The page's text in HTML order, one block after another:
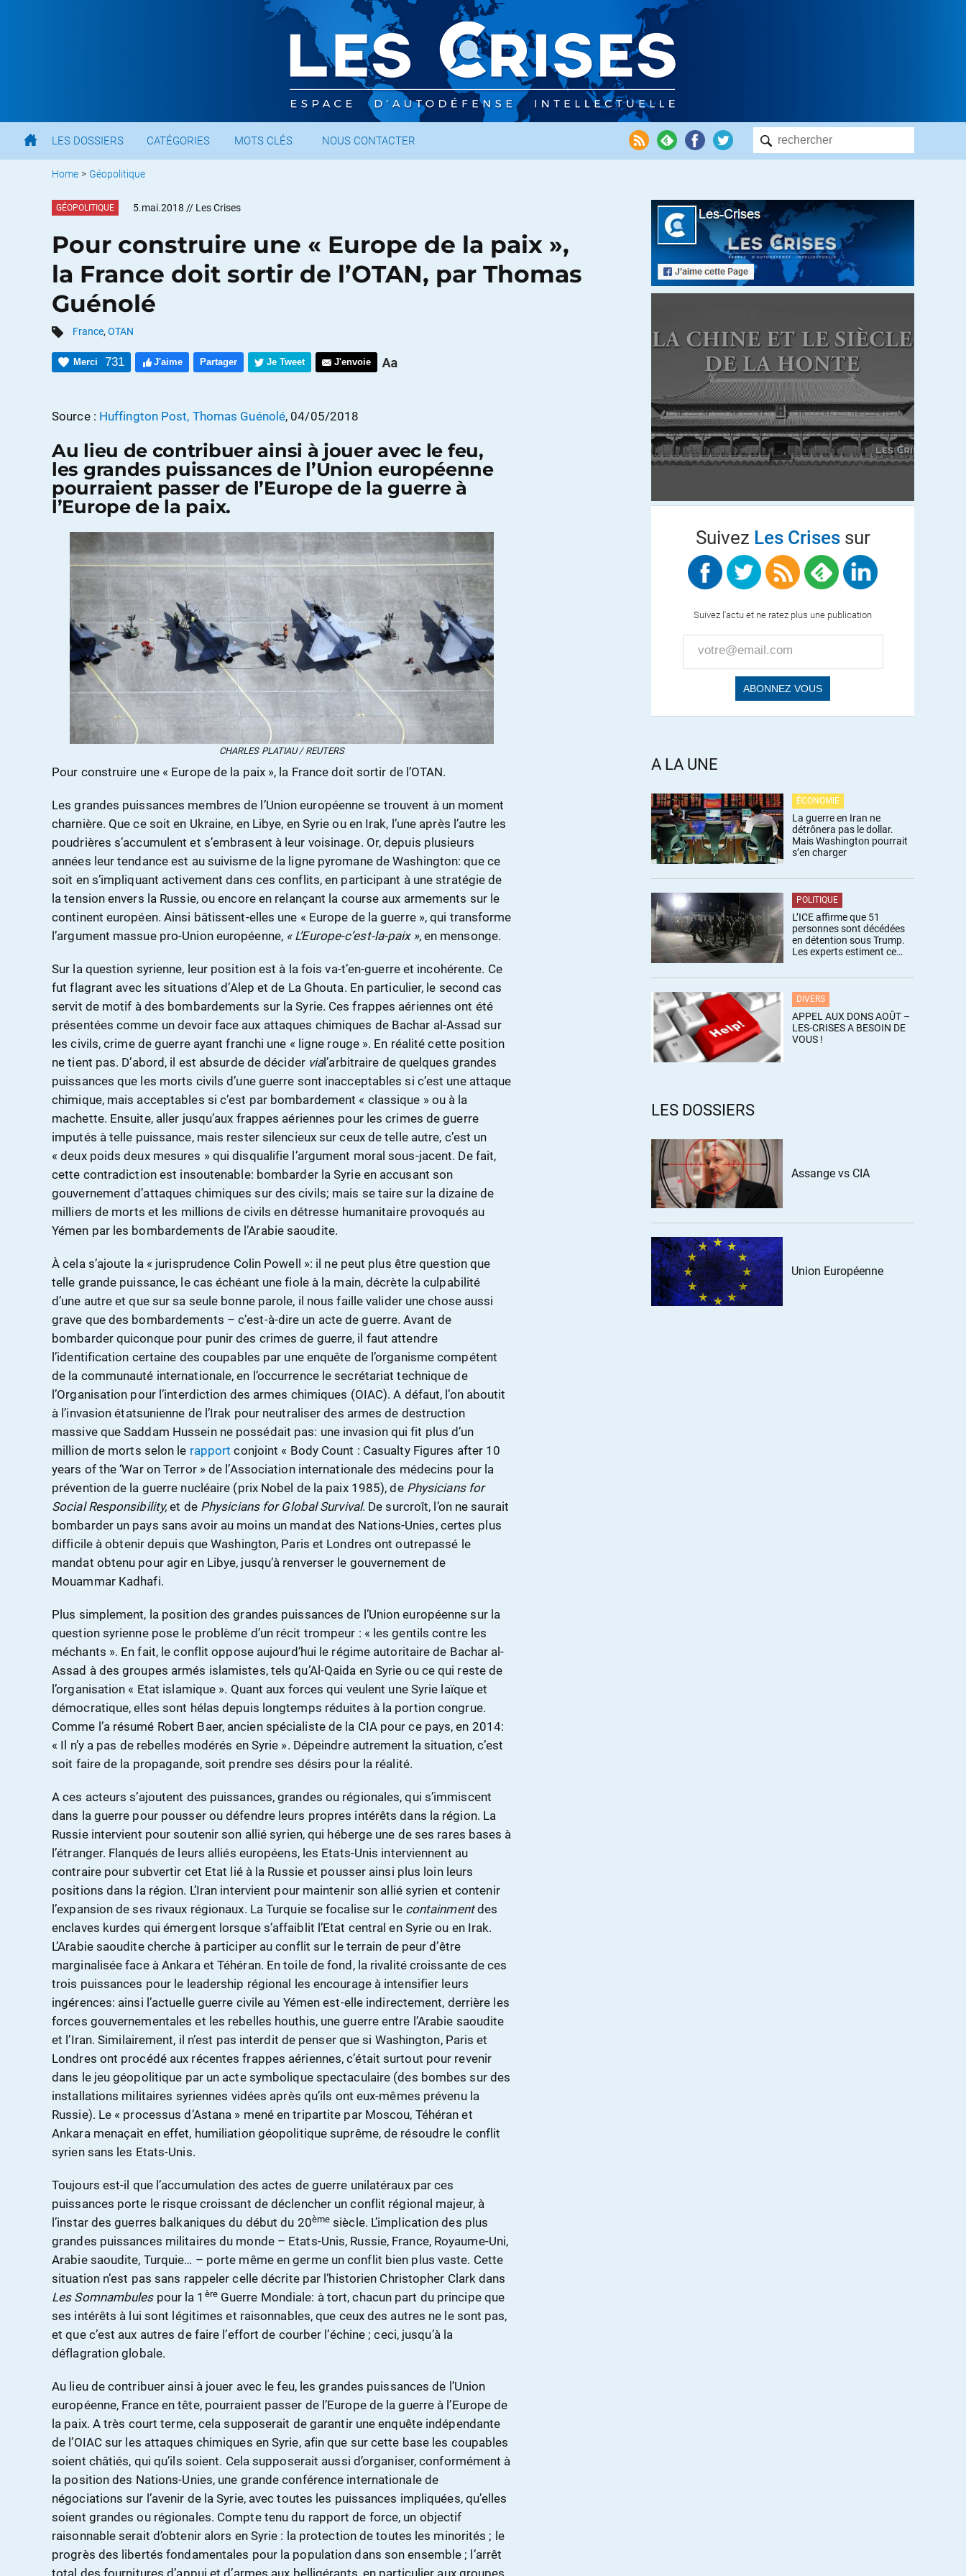
LES DOSSIERS CATÉGORIES MOTS CLÉS NOUS CONTACTER
Home > Géopolitique
GÉOPOLITIQUE 5.mai.2018 // Les Crises
Pour construire une « Europe de la paix »,
la France doit sortir de l’OTAN, par Thomas
Guénolé
France, OTAN
Merci 731 J'aime Partager Je Tweet J'envoie
Source : Huffington Post, Thomas Guénolé, 04/05/2018
Au lieu de contribuer ainsi à jouer avec le feu,
les grandes puissances de l’Union européenne
pourraient passer de l’Europe de la guerre à
l’Europe de la paix.
CHARLES PLATIAU / REUTERS
Pour construire une « Europe de la paix », la France doit sortir de l’OTAN.
Les grandes puissances membres de l’Union européenne se trouvent à un moment
charnière. Que ce soit en Ukraine, en Libye, en Syrie ou en Irak, l’une après l’autre les
poudrières s’accumulent et s’embrasent à leur voisinage. Or, depuis plusieurs
années leur tendance est au suivisme de la ligne pyromane de Washington: que ce
soit en s’impliquant activement dans ces conflits, en participant à une stratégie de
la tension envers la Russie, ou encore en relançant la course aux armements sur le
continent européen. Ainsi bâtissent-elles une « Europe de la guerre », qui transforme
l’argument massue pro-Union européenne, « L’Europe-c’est-la-paix », en mensonge.
Sur la question syrienne, leur position est à la fois va-t’en-guerre et incohérente. Ce
fut flagrant avec les situations d’Alep et de La Ghouta. En particulier, le second cas
servit de motif à des bombardements sur la Syrie. Ces frappes aériennes ont été
présentées comme un devoir face aux attaques chimiques de Bachar al-Assad sur
les civils, crime de guerre ayant franchi une « ligne rouge ». En réalité cette position
ne tient pas. D’abord, il est absurde de décider vial’arbitraire de quelques grandes
puissances que les morts civils d’une guerre sont inacceptables si c’est une attaque
chimique, mais acceptables si c’est par bombardement « classique » ou à la
machette. Ensuite, aller jusqu’aux frappes aériennes pour les crimes de guerre
imputés à telle puissance, mais rester silencieux sur ceux de telle autre, c’est un
« deux poids deux mesures » qui disqualifie l’argument moral sous-jacent. De fait,
cette contradiction est insoutenable: bombarder la Syrie en accusant son
gouvernement d’attaques chimiques sur des civils; mais se taire sur la dizaine de
milliers de morts et les millions de civils en détresse humanitaire provoqués au
Yémen par les bombardements de l’Arabie saoudite.
À cela s’ajoute la « jurisprudence Colin Powell »: il ne peut plus être question que
telle grande puissance, le cas échéant une fiole à la main, décrète la culpabilité
d’une autre et que sur sa seule bonne parole, il nous faille valider une chose aussi
grave que des bombardements – c’est-à-dire un acte de guerre. Avant de
bombarder quiconque pour punir des crimes de guerre, il faut attendre
l’identification certaine des coupables par une enquête de l’organisme compétent
de la communauté internationale, en l’occurrence le secrétariat technique de
l’Organisation pour l’interdiction des armes chimiques (OIAC). A défaut, l’on aboutit
à l’invasion étatsunienne de l’Irak pour neutraliser des armes de destruction
massive que Saddam Hussein ne possédait pas: une invasion qui fit plus d’un
million de morts selon le rapport conjoint « Body Count : Casualty Figures after 10
years of the ‘War on Terror » de l’Association internationale des médecins pour la
prévention de la guerre nucléaire (prix Nobel de la paix 1985), de Physicians for
Social Responsibility, et de Physicians for Global Survival. De surcroît, l’on ne saurait
bombarder un pays sans avoir au moins un mandat des Nations-Unies, certes plus
difficile à obtenir depuis que Washington, Paris et Londres ont outrepassé le
mandat obtenu pour agir en Libye, jusqu’à renverser le gouvernement de
Mouammar Kadhafi.
Plus simplement, la position des grandes puissances de l’Union européenne sur la
question syrienne pose le problème d’un récit trompeur : « les gentils contre les
méchants ». En fait, le conflit oppose aujourd’hui le régime autoritaire de Bachar al-
Assad à des groupes armés islamistes, tels qu’Al-Qaida en Syrie ou ce qui reste de
l’organisation « Etat islamique ». Quant aux forces qui veulent une Syrie laïque et
démocratique, elles sont hélas depuis longtemps réduites à la portion congrue.
Comme l’a résumé Robert Baer, ancien spécialiste de la CIA pour ce pays, en 2014:
« Il n’y a pas de rebelles modérés en Syrie ». Dépeindre autrement la situation, c’est
soit faire de la propagande, soit prendre ses désirs pour la réalité.
A ces acteurs s’ajoutent des puissances, grandes ou régionales, qui s’immiscent
dans la guerre pour pousser ou défendre leurs propres intérêts dans la région. La
Russie intervient pour soutenir son allié syrien, qui héberge une de ses rares bases à
l’étranger. Flanqués de leurs alliés européens, les Etats-Unis interviennent au
contraire pour subvertir cet Etat lié à la Russie et pousser ainsi plus loin leurs
positions dans la région. L’Iran intervient pour maintenir son allié syrien et contenir
l’expansion de ses rivaux régionaux. La Turquie se focalise sur le containmentdes
enclaves kurdes qui émergent lorsque s’affaiblit l’Etat central en Syrie ou en Irak.
L’Arabie saoudite cherche à participer au conflit sur le terrain de peur d’être
marginalisée face à Ankara et Téhéran. En toile de fond, la rivalité croissante de ces
trois puissances pour le leadership régional les encourage à intensifier leurs
ingérences: ainsi l’actuelle guerre civile au Yémen est-elle indirectement, derrière les
forces gouvernementales et les rebelles houthis, une guerre entre l’Arabie saoudite
et l’Iran. Similairement, il n’est pas interdit de penser que si Washington, Paris et
Londres ont procédé aux récentes frappes aériennes, c’était surtout pour revenir
dans le jeu géopolitique par un acte symbolique spectaculaire (des bombes sur des
installations militaires syriennes vidées après qu’ils ont eux-mêmes prévenu la
Russie). Le « processus d’Astana » mené en tripartite par Moscou, Téhéran et
Ankara menaçait en effet, humiliation géopolitique suprême, de résoudre le conflit
syrien sans les Etats-Unis.
Toujours est-il que l’accumulation des actes de guerre unilatéraux par ces
puissances porte le risque croissant de déclencher un conflit régional majeur, à
l’instar des guerres balkaniques du début du 20ème siècle. L’implication des plus
grandes puissances militaires du monde – Etats-Unis, Russie, France, Royaume-Uni,
Arabie saoudite, Turquie… – porte même en germe un conflit bien plus vaste. Cette
situation n’est pas sans rappeler celle décrite par l’historien Christopher Clark dans
Les Somnambulespour la 1 èreGuerre Mondiale: à tort, chacun part du principe que
ses intérêts à lui sont légitimes et raisonnables, que ceux des autres ne le sont pas,
et que c’est aux autres de faire l’effort de courber l’échine ; ceci, jusqu’à la
déflagration globale.
Au lieu de contribuer ainsi à jouer avec le feu, les grandes puissances de l’Union
européenne, France en tête, pourraient passer de l’Europe de la guerre à l’Europe de
la paix. A très court terme, cela supposerait de garantir une enquête indépendante
de l’OIAC sur les attaques chimiques en Syrie, afin que sur cette base les coupables
soient châtiés, qui qu’ils soient. Cela supposerait aussi d’organiser, conformément à
la position des Nations-Unies, une grande conférence internationale de
négociations sur l’avenir de la Syrie, avec toutes les puissances impliquées, qu’elles
soient grandes ou régionales. Compte tenu du rapport de force, un objectif
raisonnable serait d’obtenir alors en Syrie : la protection de toutes les minorités ; le
progrès des libertés fondamentales pour la population dans son ensemble ; l’arrêt
Suivez Les Crisessur
Suivez l'actu et ne ratez plus une publication
A LA UNE
ÉCONOMIE
La guerre en Iran ne
détrônera pas le dollar.
Mais Washington pourrait
s’en charger
POLITIQUE
L’ICE affirme que 51
personnes sont décédées
en détention sous Trump.
Les experts estiment ce
DIVERS
APPEL AUX DONS AOÛT –
LES-CRISES A BESOIN DE
VOUS !
LES DOSSIERS
Assange vs CIA
Union Européenne